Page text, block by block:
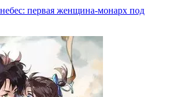
первая женщина-монарх под